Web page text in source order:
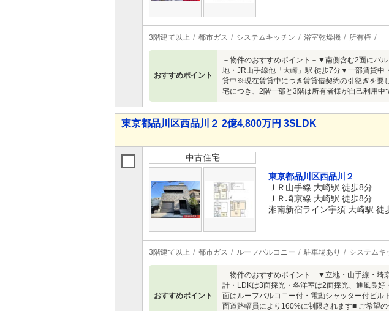
3階建て以上 都市ガス システムキッチン 浴室乾燥機 所有権
おすすめポイント
－物件のおすすめポイント－▼南側含む2面にバ
地・JR山手線他「大崎」駅 徒歩7分▼一部賃貸
貸中※現在賃貸中につき賃貸借契約の引継ぎを
宅につき、2階一部と3階は所有者様が自己利用
東京都品川区西品川２ 2億4,800万円 3SLDK
中古住宅
東京都品川区西品川２
ＪＲ山手線 大崎駅 徒歩8分
ＪＲ埼京線 大崎駅 徒歩8分
湘南新宿ライン宇須 大崎駅 徒
3階建て以上 都市ガス ルーフバルコニー 駐車場あり システムキ
おすすめポイント
－物件のおすすめポイント－▼立地・山手線・
計・LDKは3面採光・各洋室は2面採光、通風良
面はルーフバルコニー付・電動シャッター付ビ
面道路幅員により160%に制限されます■ ご希